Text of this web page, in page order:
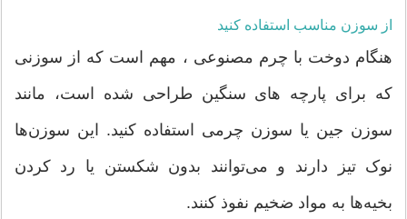
از سوزن مناسب استفاده کنید
هنگام دوخت با چرم مصنوعی ، مهم است که از سوزنی
که برای پارچه های سنگین طراحی شده است، مانند
سوزن جین یا سوزن چرمی استفاده کنید. این سوزن‌ها
نوک تیز دارند و می‌توانند بدون شکستن یا رد کردن
بخیه‌ها به مواد ضخیم نفوذ کنند.